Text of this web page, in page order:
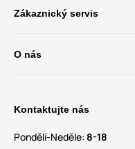
Zákaznický servis
O nás
Kontaktujte nás
Pondělí-Neděle: 8-18